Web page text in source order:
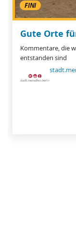
FINI
Gute Orte
Kommentare, die
entstanden sind